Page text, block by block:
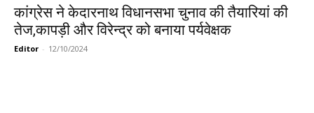
कांग्रेस ने केदारनाथ विधानसभा चुनाव की तैयारियां की
तेज,कापड़ी और विरेन्द्र को बनाया पर्यवेक्षक
Editor - 12/10/2024